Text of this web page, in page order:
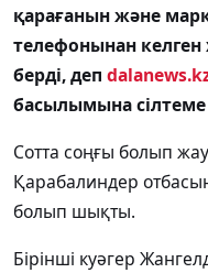
қарағанын және
телефонынан
берді, деп
басылымына
Сотта соңғы болып
Қарабалиндер
болып шықты.
Бірінші куәгер